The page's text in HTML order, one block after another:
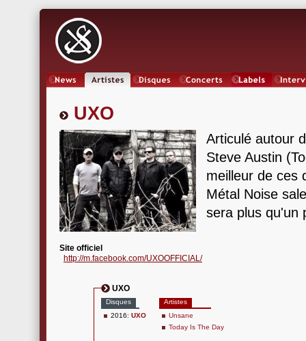
UXO
Articulé autour
Steve Austin
meilleur de ces
Métal Noise
sera plus qu'un
Site officiel
http://m.facebook.com/UXOOFFICIAL/
UXO
Disques
2016: UXO
Artistes
Unsane
Today Is The Day